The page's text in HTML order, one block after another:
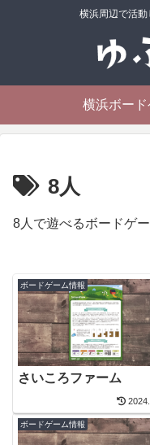
横浜周辺で活
横浜ボー
8人
8人で遊べるボードゲ
ボードゲーム情報
さいころファーム
ボードゲーム情報